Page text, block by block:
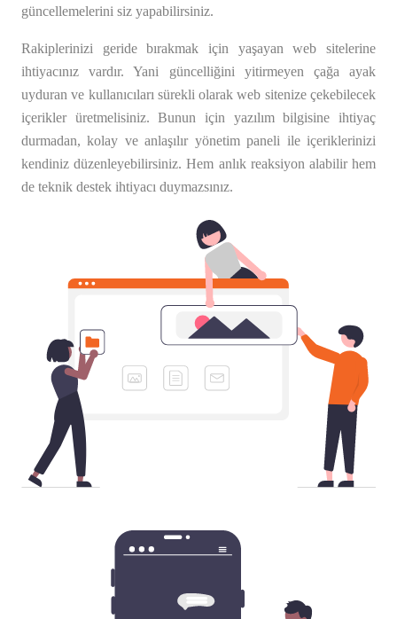
güncellemelerini siz yapabilirsiniz.
Rakiplerinizi geride bırakmak için yaşayan web sitelerine
ihtiyacınız vardır. Yani güncelliğini yitirmeyen çağa ayak
uyduran ve kullanıcıları sürekli olarak web sitenize çekebilecek
içerikler üretmelisiniz. Bunun için yazılım bilgisine ihtiyaç
durmadan, kolay ve anlaşılır yönetim paneli ile içeriklerinizi
kendiniz düzenleyebilirsiniz. Hem anlık reaksiyon alabilir hem
de teknik destek ihtiyacı duymazsınız.